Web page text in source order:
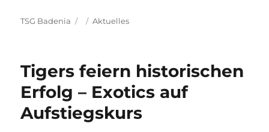
Autor
TSG Badenia
Veröffentlicht
Kategorien
Aktuelles
Tigers feiern historischen
Erfolg – Exotics auf
Aufstiegskurs